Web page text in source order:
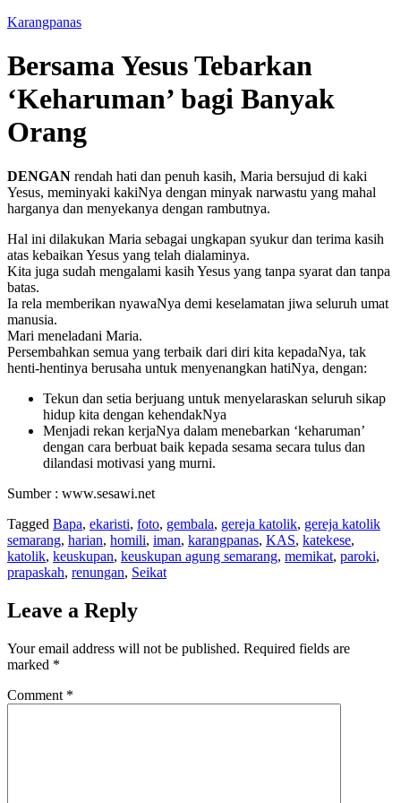
Karangpanas
Bersama Yesus Tebarkan
‘Keharuman’ bagi Banyak
Orang
DENGAN rendah hati dan penuh kasih, Maria bersujud di kaki
Yesus, meminyaki kakiNya dengan minyak narwastu yang mahal
harganya dan menyekanya dengan rambutnya.
Hal ini dilakukan Maria sebagai ungkapan syukur dan terima kasih
atas kebaikan Yesus yang telah dialaminya.
Kita juga sudah mengalami kasih Yesus yang tanpa syarat dan tanpa
batas.
Ia rela memberikan nyawaNya demi keselamatan jiwa seluruh umat
manusia.
Mari meneladani Maria.
Persembahkan semua yang terbaik dari diri kita kepadaNya, tak
henti-hentinya berusaha untuk menyenangkan hatiNya, dengan:
Tekun dan setia berjuang untuk menyelaraskan seluruh sikap
hidup kita dengan kehendakNya
Menjadi rekan kerjaNya dalam menebarkan ‘keharuman’
dengan cara berbuat baik kepada sesama secara tulus dan
dilandasi motivasi yang murni.
Sumber : www.sesawi.net
Tagged Bapa, ekaristi, foto, gembala, gereja katolik, gereja katolik
semarang, harian, homili, iman, karangpanas, KAS, katekese,
katolik, keuskupan, keuskupan agung semarang, memikat, paroki,
prapaskah, renungan, Seikat
Leave a Reply
Your email address will not be published. Required fields are
marked *
Comment *